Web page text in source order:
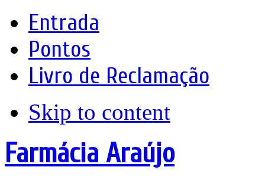
Entrada
Pontos
Livro de Reclamação
Skip to content
Farmácia Araújo